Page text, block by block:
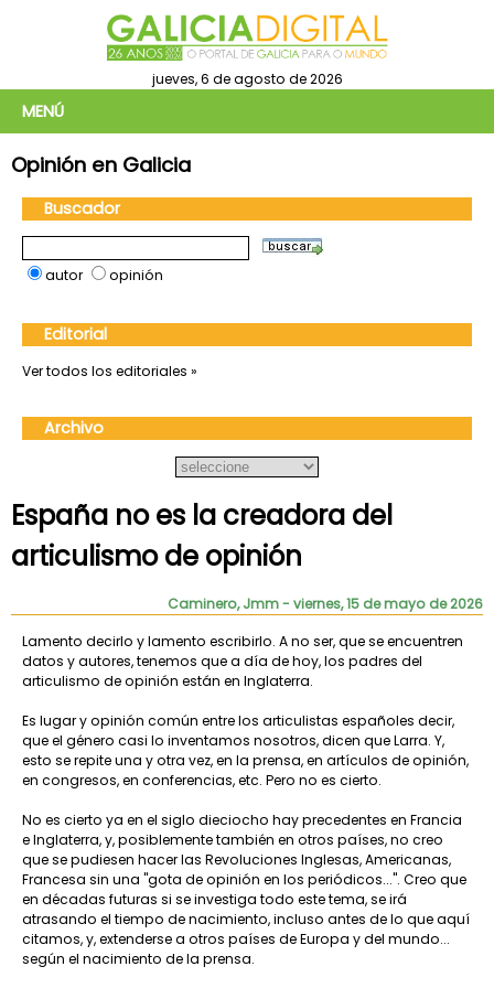
jueves, 6 de agosto de 2026
MENÚ
Opinión en Galicia
Buscador
autor opinión
Editorial
Ver todos los editoriales »
Archivo
España no es la creadora del
articulismo de opinión
Caminero, Jmm- viernes, 15 de mayo de 2026
Lamento decirlo y lamento escribirlo. A no ser, que se encuentren
datos y autores, tenemos que a día de hoy, los padres del
articulismo de opinión están en Inglaterra.
Es lugar y opinión común entre los articulistas españoles decir,
que el género casi lo inventamos nosotros, dicen que Larra. Y,
esto se repite una y otra vez, en la prensa, en artículos de opinión,
en congresos, en conferencias, etc. Pero no es cierto.
No es cierto ya en el siglo dieciocho hay precedentes en Francia
e Inglaterra, y, posiblemente también en otros países, no creo
que se pudiesen hacer las Revoluciones Inglesas, Americanas,
Francesa sin una "gota de opinión en los periódicos...". Creo que
en décadas futuras si se investiga todo este tema, se irá
atrasando el tiempo de nacimiento, incluso antes de lo que aquí
citamos, y, extenderse a otros países de Europa y del mundo...
según el nacimiento de la prensa.